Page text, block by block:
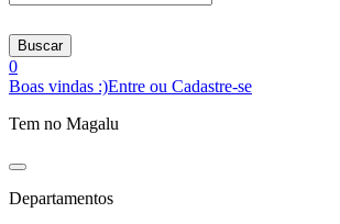
Buscar
0
Boas vindas :)Entre ou Cadastre-se
Tem no Magalu
Departamentos